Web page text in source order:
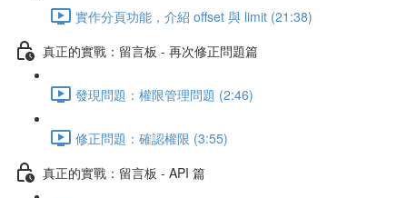
實作分頁功能，介紹 offset 與 limit (21:38)
真正的實戰：留言板 - 再次修正問題篇
發現問題：權限管理問題 (2:46)
修正問題：確認權限 (3:55)
真正的實戰：留言板 - API 篇